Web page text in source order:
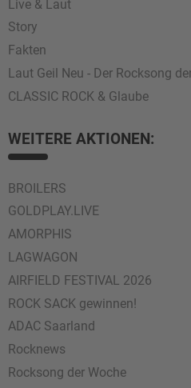
Live & Laut
Story
Fakten
Laut Geil Neu - Der Rocksong
CLASSIC ROCK & Glaube
WEITERE AKTIONEN:
BROILERS
GOLDPLAY.LIVE
AMORPHIS
LAGWAGON
AIRFIELD FESTIVAL 2026
ROCK SACK gewinnen!
ADAC Saarland
Rocknews
Rocksong der Woche